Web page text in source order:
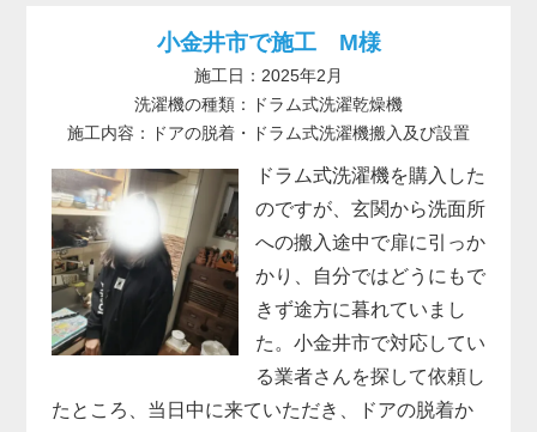
小金井市で施工 M様
施工日：2025年2月
洗濯機の種類：ドラム式洗濯乾燥機
施工内容：ドアの脱着・ドラム式洗濯機搬入及び設置
ドラム式洗濯機を購入した
のですが、玄関から洗面所
への搬入途中で扉に引っか
かり、自分ではどうにもで
きず途方に暮れていまし
た。小金井市で対応してい
る業者さんを探して依頼し
たところ、当日中に来ていただき、ドアの脱着か